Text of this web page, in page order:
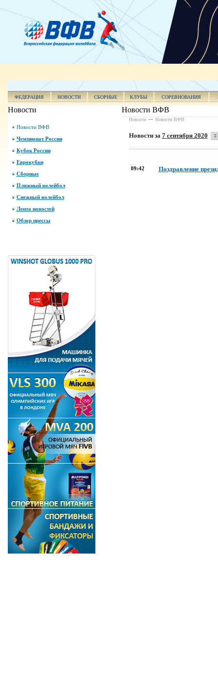
ФЕДЕРАЦИЯ НОВОСТИ СБОРНЫЕ КЛУБЫ СОРЕВНОВАНИЯ
Новости
Новости ВФВ
Чемпионат России
Кубок России
Еврокубки
Сборные
Пляжный волейбол
Снежный волейбол
Лента новостей
Обзор прессы
Новости ВФВ
Новости Новости ВФВ
Новости за 7 сентября 2020
09:42 Поздравление